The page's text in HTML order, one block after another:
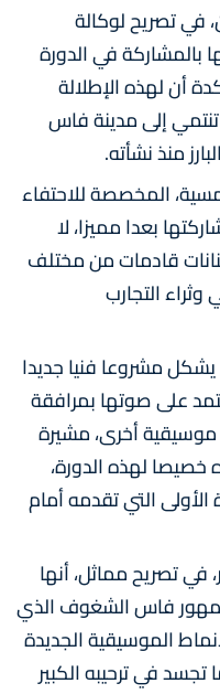
في تصريح لوكالة
بالمشاركة في الدورة
أن لهذه الإطلالة
إلى مدينة فاس
منذ نشأته.
المخصصة للاحتفاء
بعدا مميزا، لا
قادمات من مختلف
وثراء التجارب
مشروعا فنيا جديدا
على صوتها بمرافقة
موسيقية أخرى، مشيرة
خصيصا لهذه الدورة،
التي تقدمه أمام
في تصريح مماثل، أنها
فاس الشغوف الذي
الموسيقية الجديدة
تجسد في ترحيبه الكبير